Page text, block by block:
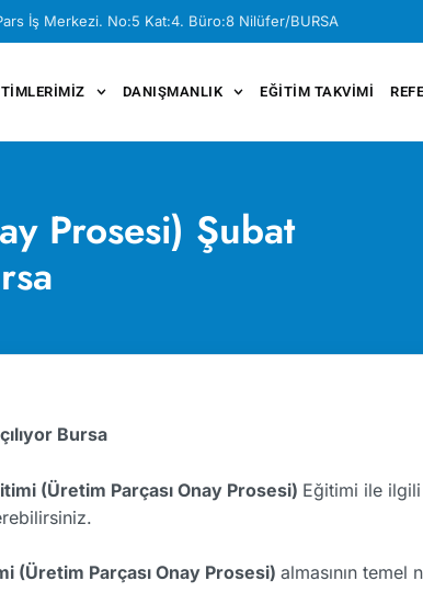
İş Merkezi. No:5 Kat:4. Büro:8 Nilüfer/BURSA
DANIŞMANLIK EĞITIM TAKVIMI
Prosesi) Şubat
Bursa
(Üretim Parçası Onay Prosesi) Eğitimi ile ilgili
(Üretim Parçası Onay Prosesi) almasının temel